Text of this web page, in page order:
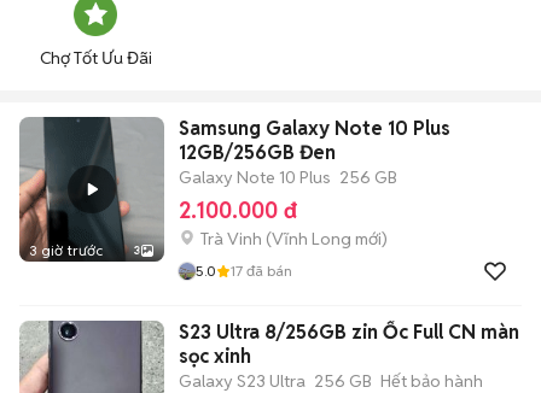
Chợ Tốt Ưu Đãi
3 giờ trước 3
Samsung Galaxy Note 10 Plus
12GB/256GB Đen
Galaxy Note 10 Plus 256 GB
2.100.000 đ
Trà Vinh (Vĩnh Long mới)
5.0 17 đã bán
S23 Ultra 8/256GB zin Ốc Full CN màn
sọc xinh
Galaxy S23 Ultra 256 GB Hết bảo hành